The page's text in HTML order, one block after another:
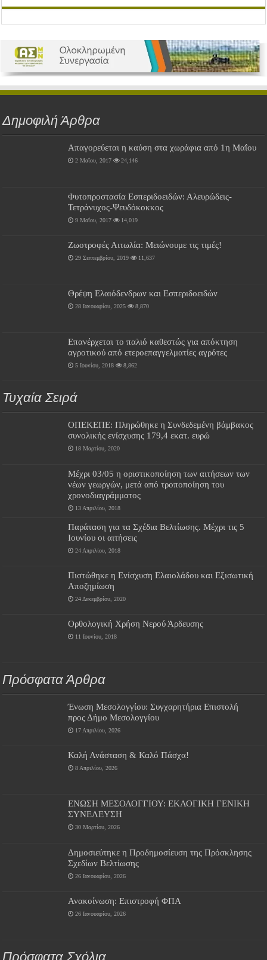
Δημοφιλή Άρθρα
Απαγορεύεται η καύση στα χωράφια από 1η Μαΐου
2 Μαΐου, 2017 24,146
Φυτοπροστασία Εσπεριδοειδών: Αλευρώδεις-
Τετράνυχος-Ψευδόκοκκος
9 Μαΐου, 2017 14,019
Ζωοτροφές Αιτωλία: Μειώνουμε τις τιμές!
29 Σεπτεμβρίου, 2019 11,637
Θρέψη Ελαιόδενδρων και Εσπεριδοειδών
28 Ιανουαρίου, 2025 8,870
Επανέρχεται το παλιό καθεστώς για απόκτηση
αγροτικού από ετεροεπαγγελματίες αγρότες
5 Ιουνίου, 2018 8,862
Τυχαία Σειρά
ΟΠΕΚΕΠΕ: Πληρώθηκε η Συνδεδεμένη βάμβακος
συνολικής ενίσχυσης 179,4 εκατ. ευρώ
18 Μαρτίου, 2020
Μέχρι 03/05 η οριστικοποίηση των αιτήσεων των
νέων γεωργών, μετά από τροποποίηση του
χρονοδιαγράμματος
13 Απριλίου, 2018
Παράταση για τα Σχέδια Βελτίωσης. Μέχρι τις 5
Ιουνίου οι αιτήσεις
24 Απριλίου, 2018
Πιστώθηκε η Ενίσχυση Ελαιολάδου και Εξισωτική
Αποζημίωση
24 Δεκεμβρίου, 2020
Ορθολογική Χρήση Νερού Άρδευσης
11 Ιουνίου, 2018
Πρόσφατα Άρθρα
Ένωση Μεσολογγίου: Συγχαρητήρια Επιστολή
προς Δήμο Μεσολογγίου
17 Απριλίου, 2026
Καλή Ανάσταση & Καλό Πάσχα!
8 Απριλίου, 2026
ΕΝΩΣΗ ΜΕΣΟΛΟΓΓΙΟΥ: ΕΚΛΟΓΙΚΗ ΓΕΝΙΚΗ
ΣΥΝΕΛΕΥΣΗ
30 Μαρτίου, 2026
Δημοσιεύτηκε η Προδημοσίευση της Πρόσκλησης
Σχεδίων Βελτίωσης
26 Ιανουαρίου, 2026
Ανακοίνωση: Επιστροφή ΦΠΑ
26 Ιανουαρίου, 2026
Πρόσφατα Σχόλια